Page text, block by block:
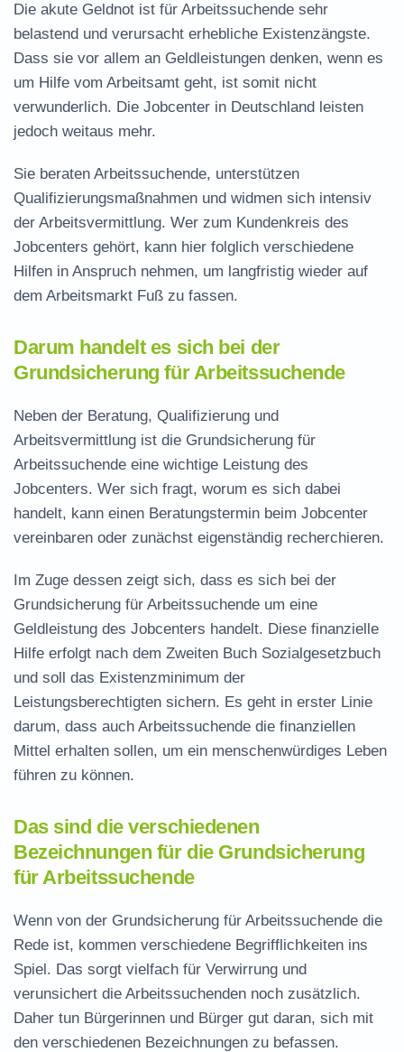
Die akute Geldnot ist für Arbeitssuchende sehr
belastend und verursacht erhebliche Existenzängste.
Dass sie vor allem an Geldleistungen denken, wenn es
um Hilfe vom Arbeitsamt geht, ist somit nicht
verwunderlich. Die Jobcenter in Deutschland leisten
jedoch weitaus mehr.
Sie beraten Arbeitssuchende, unterstützen
Qualifizierungsmaßnahmen und widmen sich intensiv
der Arbeitsvermittlung. Wer zum Kundenkreis des
Jobcenters gehört, kann hier folglich verschiedene
Hilfen in Anspruch nehmen, um langfristig wieder auf
dem Arbeitsmarkt Fuß zu fassen.
Darum handelt es sich bei der
Grundsicherung für Arbeitssuchende
Neben der Beratung, Qualifizierung und
Arbeitsvermittlung ist die Grundsicherung für
Arbeitssuchende eine wichtige Leistung des
Jobcenters. Wer sich fragt, worum es sich dabei
handelt, kann einen Beratungstermin beim Jobcenter
vereinbaren oder zunächst eigenständig recherchieren.
Im Zuge dessen zeigt sich, dass es sich bei der
Grundsicherung für Arbeitssuchende um eine
Geldleistung des Jobcenters handelt. Diese finanzielle
Hilfe erfolgt nach dem Zweiten Buch Sozialgesetzbuch
und soll das Existenzminimum der
Leistungsberechtigten sichern. Es geht in erster Linie
darum, dass auch Arbeitssuchende die finanziellen
Mittel erhalten sollen, um ein menschenwürdiges Leben
führen zu können.
Das sind die verschiedenen
Bezeichnungen für die Grundsicherung
für Arbeitssuchende
Wenn von der Grundsicherung für Arbeitssuchende die
Rede ist, kommen verschiedene Begrifflichkeiten ins
Spiel. Das sorgt vielfach für Verwirrung und
verunsichert die Arbeitssuchenden noch zusätzlich.
Daher tun Bürgerinnen und Bürger gut daran, sich mit
den verschiedenen Bezeichnungen zu befassen.